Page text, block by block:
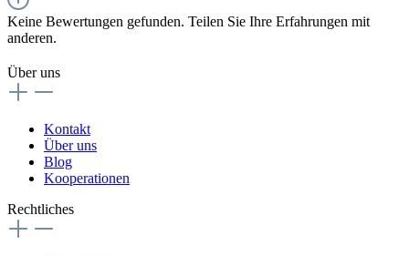
Keine Bewertungen gefunden. Teilen Sie Ihre Erfahrungen mit
anderen.
Über uns
Kontakt
Über uns
Blog
Kooperationen
Rechtliches